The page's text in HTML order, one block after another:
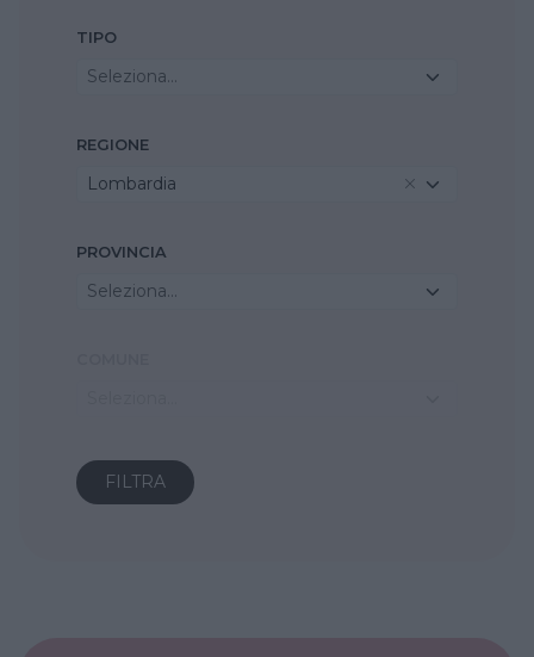
TIPO
Seleziona...
REGIONE
Lombardia
PROVINCIA
Seleziona...